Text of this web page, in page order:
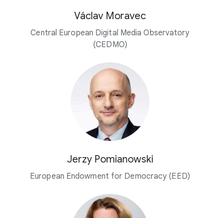
Václav Moravec
Central European Digital Media Observatory
(CEDMO)
Jerzy Pomianowski
European Endowment for Democracy (EED)